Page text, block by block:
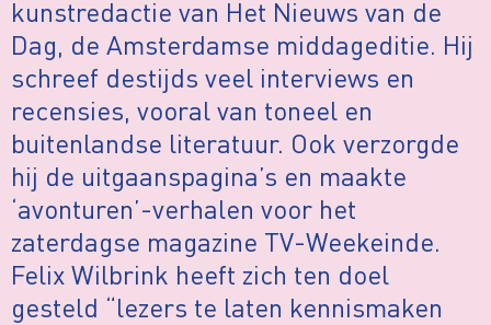
kunstredactie van Het Nieuws van de
Dag, de Amsterdamse middageditie. Hij
schreef destijds veel interviews en
recensies, vooral van toneel en
buitenlandse literatuur. Ook verzorgde
hij de uitgaanspagina’s en maakte
‘avonturen’-verhalen voor het
zaterdagse magazine TV-Weekeinde.
Felix Wilbrink heeft zich ten doel
gesteld “lezers te laten kennismaken